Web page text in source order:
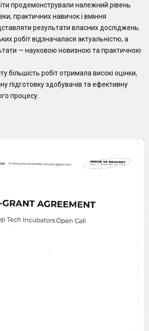
продемонстрували належний рівень
практичних навичок і вміння
результати власних досліджень.
робіт відзначалася актуальністю, а
— науковою новизною та практичною
більшість робіт отримала високі оцінки,
підготовку здобувачів та ефективну
процесу.